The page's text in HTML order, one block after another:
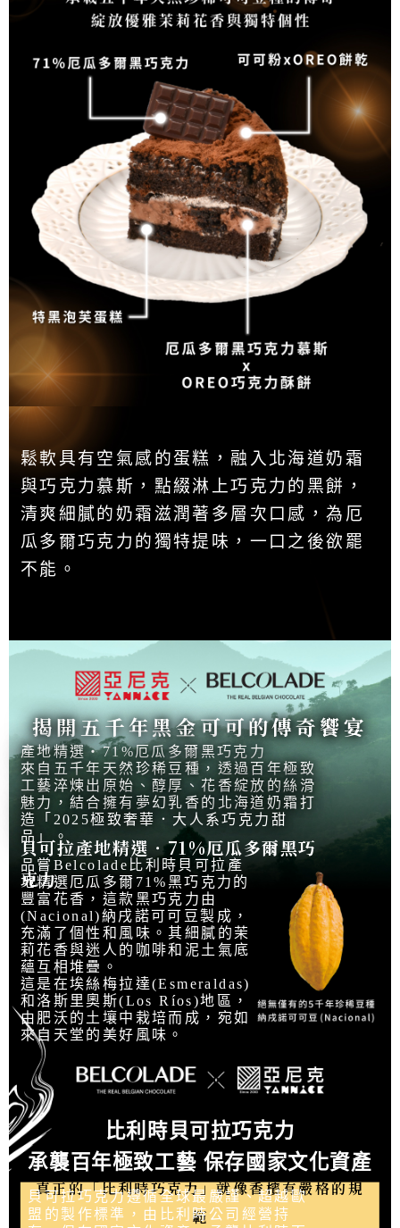
鬆軟具有空氣感的蛋糕，融入北海道奶霜
與巧克力慕斯，點綴淋上巧克力的黑餅，
清爽細膩的奶霜滋潤著多層次口感，為厄
瓜多爾巧克力的獨特提味，一口之後欲罷
不能。
揭開五千年黑金可可的傳奇饗宴
產地精選‧71%厄瓜多爾黑巧克力
來自五千年天然珍稀豆種，透過百年極致
工藝淬煉出原始、醇厚、花香綻放的絲滑
魅力，結合擁有夢幻乳香的北海道奶霜打
造「2025極致奢華．大人系巧克力甜
品」。
貝可拉產地精選‧71%厄瓜多爾黑巧
克力
品嘗Belcolade比利時貝可拉產
地精選厄瓜多爾71%黑巧克力的
豐富花香，這款黑巧克力由
(Nacional)納戌諾可可豆製成，
充滿了個性和風味。其細膩的茉
莉花香與迷人的咖啡和泥土氣底
蘊互相堆疊。
這是在埃絲梅拉達(Esmeraldas)
和洛斯里奧斯(Los Ríos)地區，
由肥沃的土壤中栽培而成，宛如
來自天堂的美好風味。
比利時貝可拉巧克力
承襲百年極致工藝 保存國家文化資產
真正的「比利時巧克力」就像香檳有嚴格的規
範
貝可拉巧克力遵循全球最嚴謹、超越歐
盟的製作標準，由比利時公司經營持